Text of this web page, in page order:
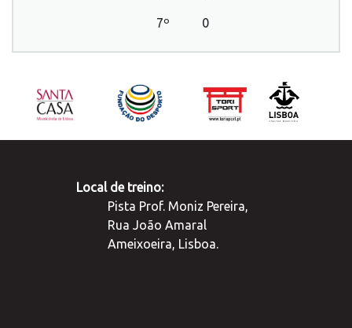
7º 0
Local de treino:
Pista Prof. Moniz Pereira,
Rua João Amaral
Ameixoeira, Lisboa.